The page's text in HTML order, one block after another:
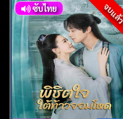
จบแ
ซับไทย